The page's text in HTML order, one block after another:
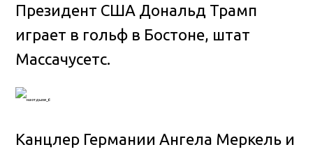
Президент США Дональд Трамп
играет в гольф в Бостоне, штат
Массачусетс.
Канцлер Германии Ангела Меркель и